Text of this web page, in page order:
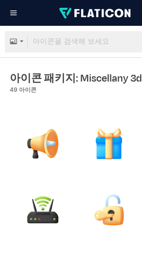
아이콘 패키지: Miscellany 3d
49 아이콘